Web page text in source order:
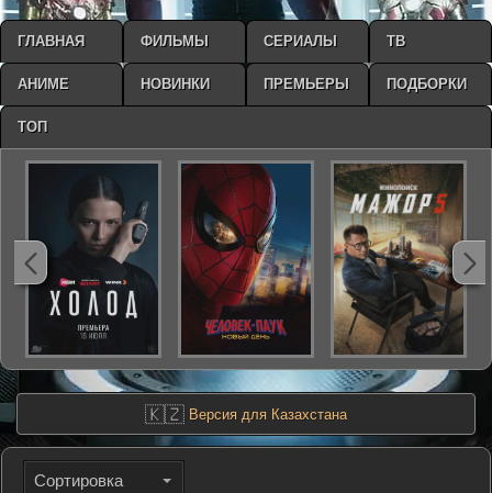
🇰🇿 Версия для Казахстана
Сортировка
ГЛАВНАЯ ФИЛЬМЫ СЕРИАЛЫ ТВ
АНИМЕ НОВИНКИ ПРЕМЬЕРЫ ПОДБОРКИ
ТОП